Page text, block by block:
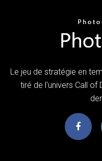
Le jeu de stratégie en
tiré de l'univers Call of